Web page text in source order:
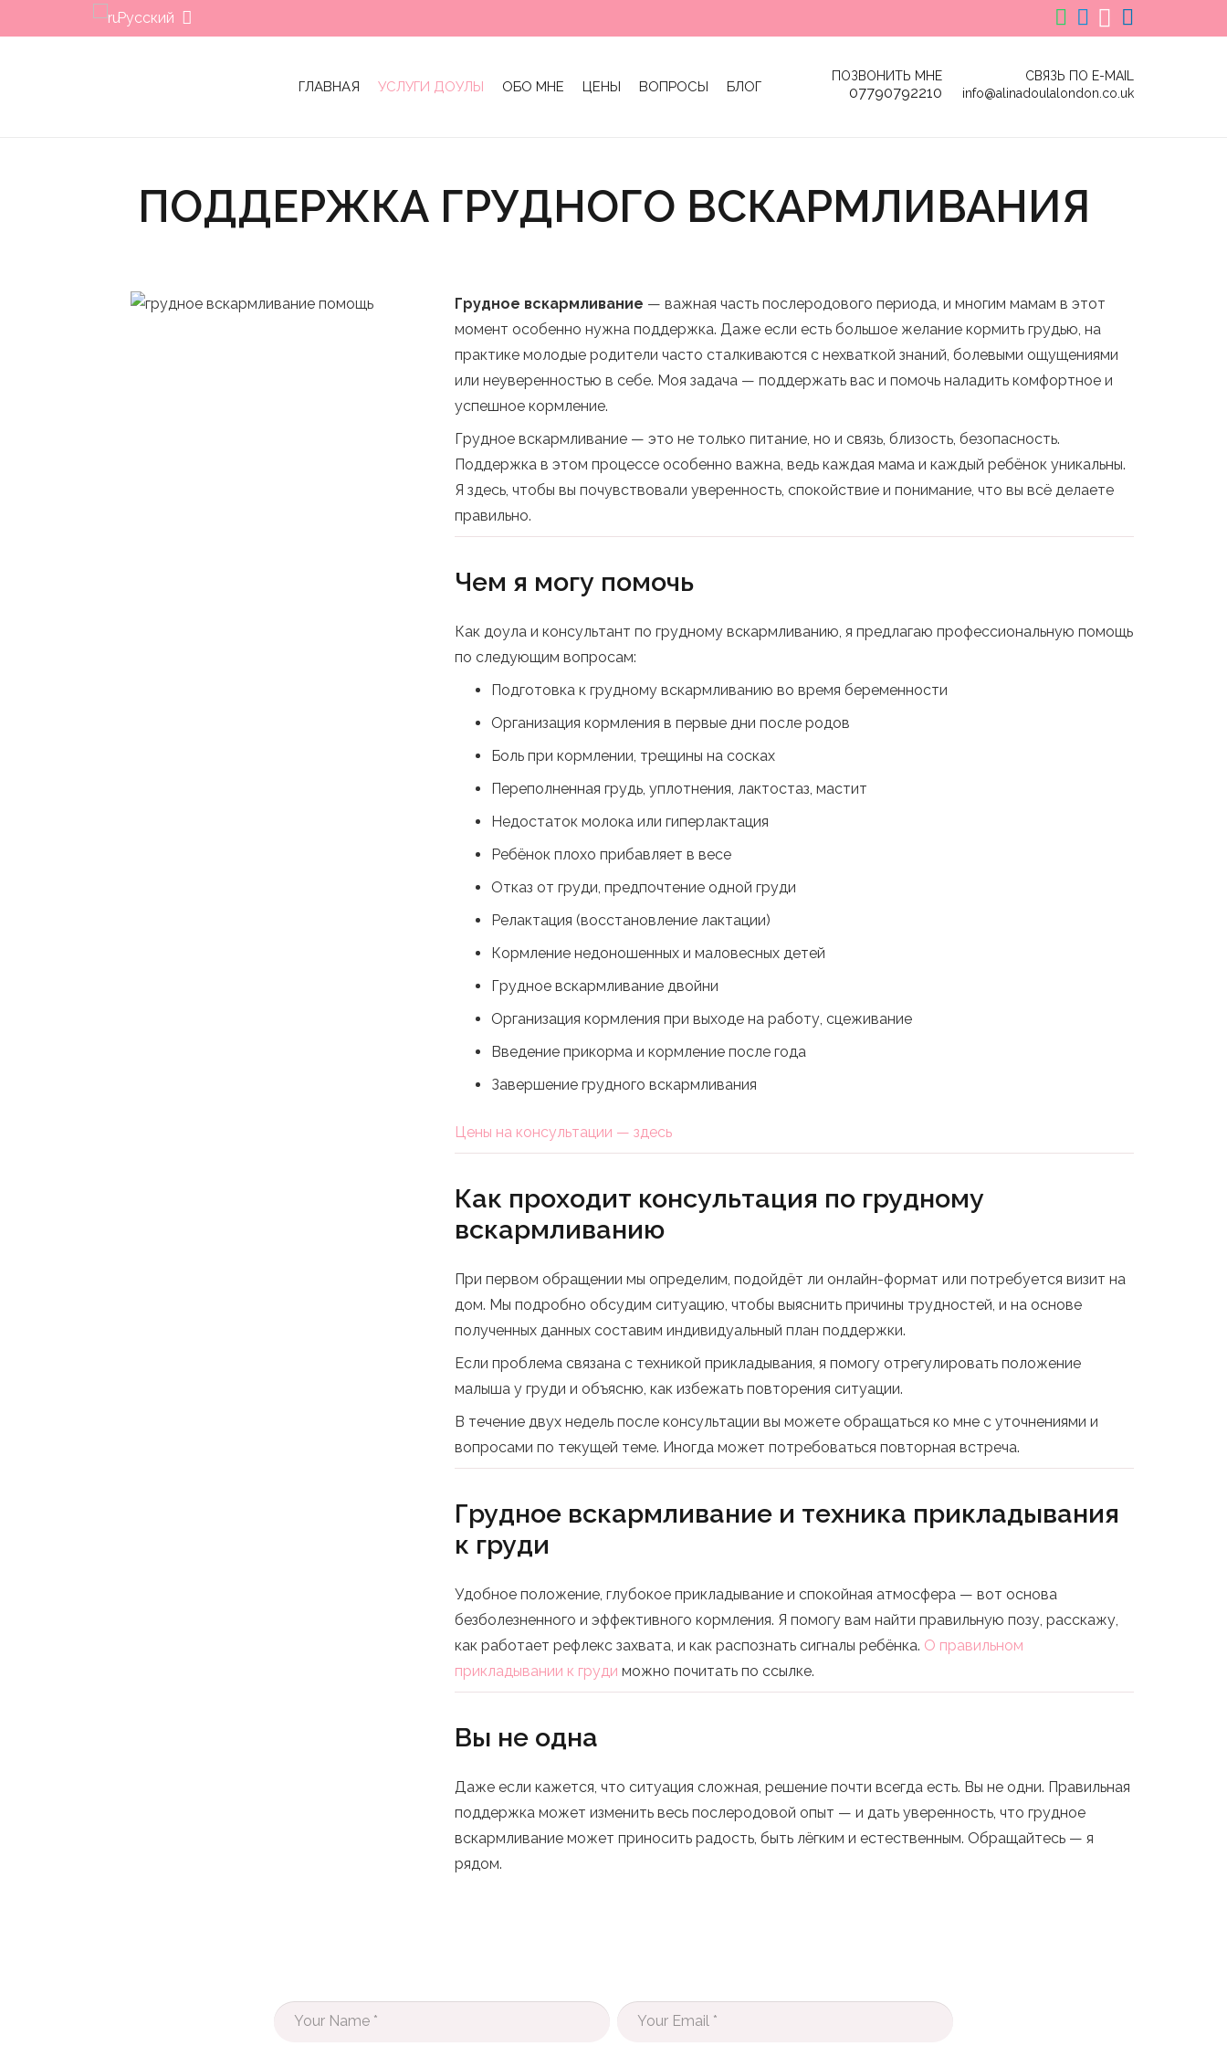
Русский
ГЛАВНАЯ УСЛУГИ ДОУЛЫ ОБО МНЕ ЦЕНЫ ВОПРОСЫ БЛОГ
ПОЗВОНИТЬ МНЕ
07790792210
СВЯЗЬ ПО E-MAIL
info@alinadoulalondon.co.uk
ПОДДЕРЖКА ГРУДНОГО ВСКАРМЛИВАНИЯ
Грудное вскармливание — важная часть послеродового периода, и многим мамам в этот
момент особенно нужна поддержка. Даже если есть большое желание кормить грудью, на
практике молодые родители часто сталкиваются с нехваткой знаний, болевыми ощущениями
или неуверенностью в себе. Моя задача — поддержать вас и помочь наладить комфортное и
успешное кормление.
Грудное вскармливание — это не только питание, но и связь, близость, безопасность.
Поддержка в этом процессе особенно важна, ведь каждая мама и каждый ребёнок уникальны.
Я здесь, чтобы вы почувствовали уверенность, спокойствие и понимание, что вы всё делаете
правильно.
Чем я могу помочь
Как доула и консультант по грудному вскармливанию, я предлагаю профессиональную помощь
по следующим вопросам:
Подготовка к грудному вскармливанию во время беременности
Организация кормления в первые дни после родов
Боль при кормлении, трещины на сосках
Переполненная грудь, уплотнения, лактостаз, мастит
Недостаток молока или гиперлактация
Ребёнок плохо прибавляет в весе
Отказ от груди, предпочтение одной груди
Релактация (восстановление лактации)
Кормление недоношенных и маловесных детей
Грудное вскармливание двойни
Организация кормления при выходе на работу, сцеживание
Введение прикорма и кормление после года
Завершение грудного вскармливания
Цены на консультации — здесь
Как проходит консультация по грудному
вскармливанию
При первом обращении мы определим, подойдёт ли онлайн-формат или потребуется визит на
дом. Мы подробно обсудим ситуацию, чтобы выяснить причины трудностей, и на основе
полученных данных составим индивидуальный план поддержки.
Если проблема связана с техникой прикладывания, я помогу отрегулировать положение
малыша у груди и объясню, как избежать повторения ситуации.
В течение двух недель после консультации вы можете обращаться ко мне с уточнениями и
вопросами по текущей теме. Иногда может потребоваться повторная встреча.
Грудное вскармливание и техника прикладывания
к груди
Удобное положение, глубокое прикладывание и спокойная атмосфера — вот основа
безболезненного и эффективного кормления. Я помогу вам найти правильную позу, расскажу,
как работает рефлекс захвата, и как распознать сигналы ребёнка. О правильном
прикладывании к груди можно почитать по ссылке.
Вы не одна
Даже если кажется, что ситуация сложная, решение почти всегда есть. Вы не одни. Правильная
поддержка может изменить весь послеродовой опыт — и дать уверенность, что грудное
вскармливание может приносить радость, быть лёгким и естественным. Обращайтесь — я
рядом.